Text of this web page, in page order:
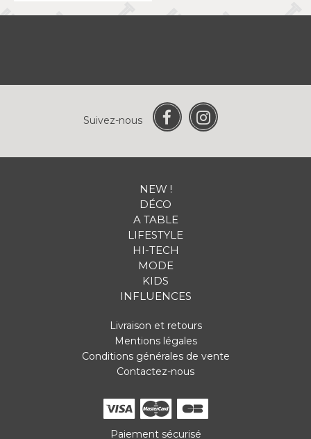
Suivez-nous
NEW !
DÉCO
A TABLE
LIFESTYLE
HI-TECH
MODE
KIDS
INFLUENCES
Livraison et retours
Mentions légales
Conditions générales de vente
Contactez-nous
Paiement sécurisé